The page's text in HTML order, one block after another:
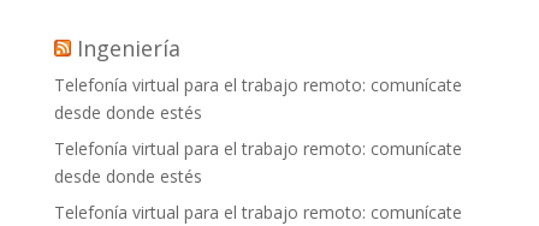
Ingeniería
Telefonía virtual para el trabajo remoto: comunícate
desde donde estés
Telefonía virtual para el trabajo remoto: comunícate
desde donde estés
Telefonía virtual para el trabajo remoto: comunícate